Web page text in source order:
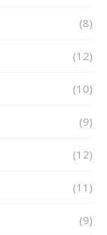
(8)
(12)
(10)
(9)
(12)
(11)
(9)